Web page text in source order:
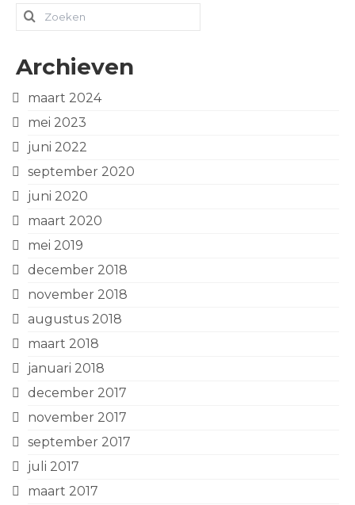
Zoeken
naar:
Archieven
maart 2024
mei 2023
juni 2022
september 2020
juni 2020
maart 2020
mei 2019
december 2018
november 2018
augustus 2018
maart 2018
januari 2018
december 2017
november 2017
september 2017
juli 2017
maart 2017